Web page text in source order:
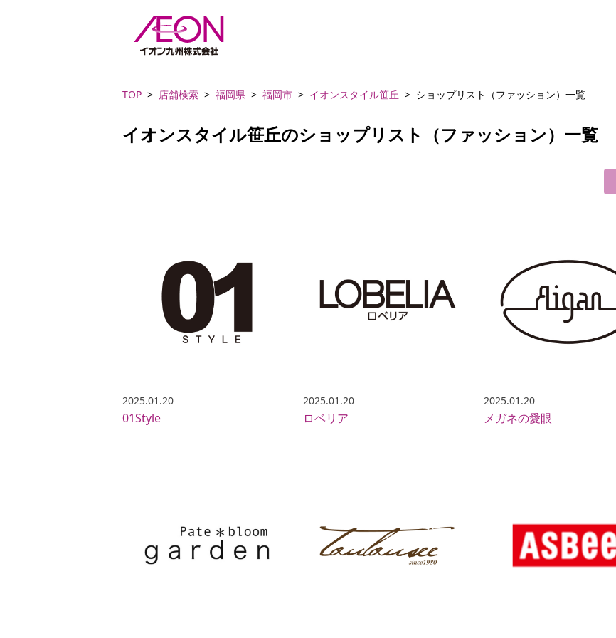
TOP 店舗検索 福岡県 福岡市 イオンスタイル笹丘 ショップリスト（ファッション）一覧
イオンスタイル笹丘のショップリスト（ファッション）一覧
2025.01.20
01Style
2025.01.20
ロベリア
2025.01.20
メガネの愛眼